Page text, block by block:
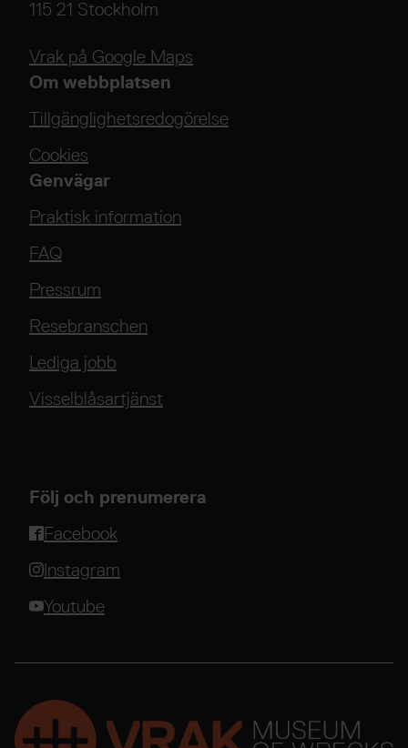
115 21 Stockholm
Vrak på Google Maps
Om webbplatsen
Tillgänglighetsredogörelse
Cookies
Genvägar
Praktisk information
FAQ
Pressrum
Resebranschen
Lediga jobb
Visselblåsartjänst
Följ och prenumerera
Facebook
Instagram
Youtube